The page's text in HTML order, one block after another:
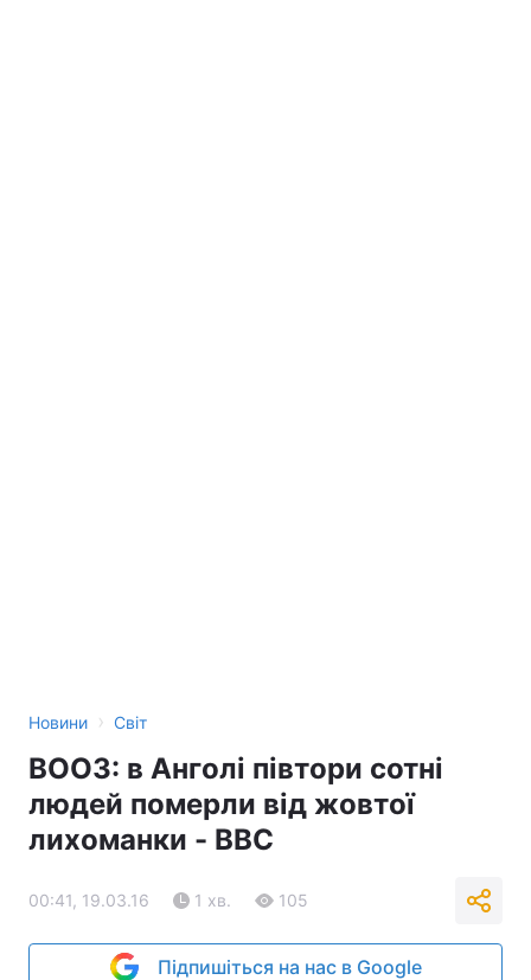
Новини › Світ
ВООЗ: в Анголі півтори сотні
людей померли від жовтої
лихоманки - BBC
00:41, 19.03.16 1 хв. 105
Підпишіться на нас в Google